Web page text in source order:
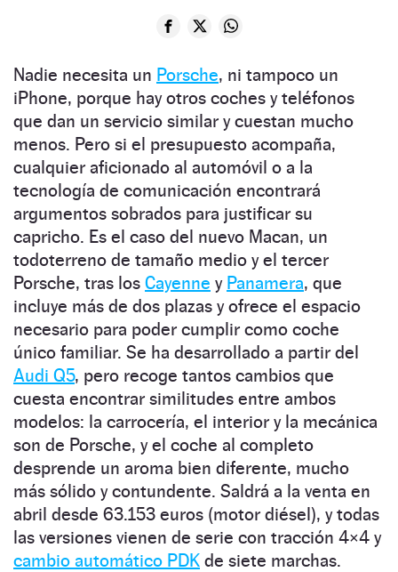
Nadie necesita un Porsche, ni tampoco un
iPhone, porque hay otros coches y teléfonos
que dan un servicio similar y cuestan mucho
menos. Pero si el presupuesto acompaña,
cualquier aficionado al automóvil o a la
tecnología de comunicación encontrará
argumentos sobrados para justificar su
capricho. Es el caso del nuevo Macan, un
todoterreno de tamaño medio y el tercer
Porsche, tras los Cayenne y Panamera, que
incluye más de dos plazas y ofrece el espacio
necesario para poder cumplir como coche
único familiar. Se ha desarrollado a partir del
Audi Q5, pero recoge tantos cambios que
cuesta encontrar similitudes entre ambos
modelos: la carrocería, el interior y la mecánica
son de Porsche, y el coche al completo
desprende un aroma bien diferente, mucho
más sólido y contundente. Saldrá a la venta en
abril desde 63.153 euros (motor diésel), y todas
las versiones vienen de serie con tracción 4×4 y
cambio automático PDK de siete marchas.